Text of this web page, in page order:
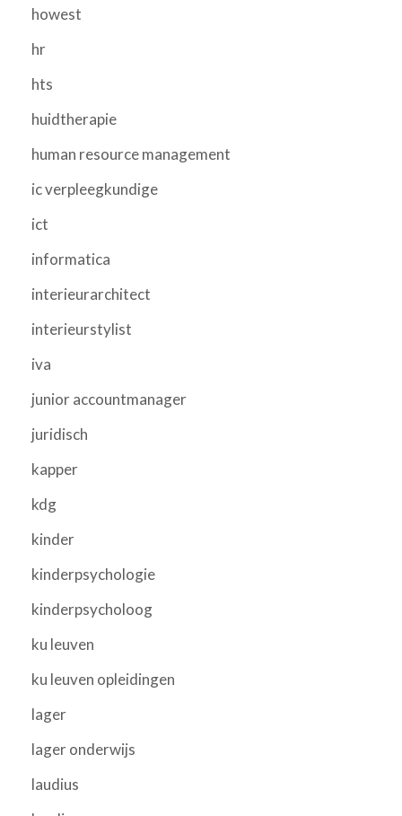
howest
hr
hts
huidtherapie
human resource management
ic verpleegkundige
ict
informatica
interieurarchitect
interieurstylist
iva
junior accountmanager
juridisch
kapper
kdg
kinder
kinderpsychologie
kinderpsycholoog
ku leuven
ku leuven opleidingen
lager
lager onderwijs
laudius